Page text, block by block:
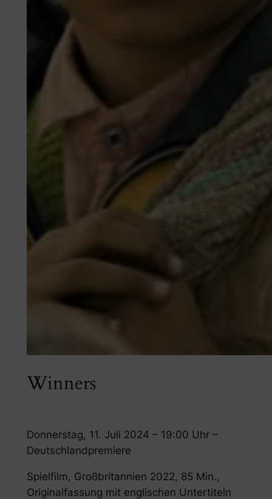
Winners
Donnerstag, 11. Juli 2024 – 19:00 Uhr –
Deutschlandpremiere
Spielfilm, Großbritannien 2022, 85 Min.,
Originalfassung mit englischen Untertiteln